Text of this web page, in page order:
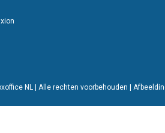
NL | Alle rechten voorbehouden |